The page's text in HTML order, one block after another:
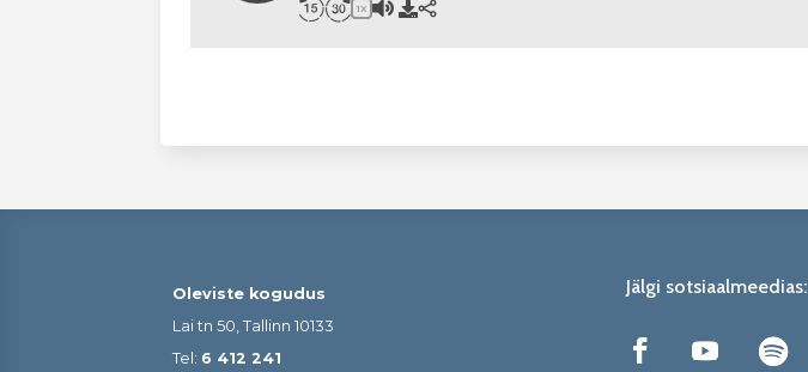
1X
Oleviste kogudus
Lai tn 50, Tallinn 10133
Tel: 6 412 241
Jälgi sotsiaalmeedias: